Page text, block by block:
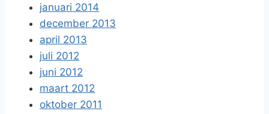
januari 2014
december 2013
april 2013
juli 2012
juni 2012
maart 2012
oktober 2011